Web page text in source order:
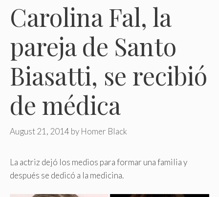
Carolina Fal, la
pareja de Santo
Biasatti, se recibió
de médica
August 21, 2014 by Homer Black
La actriz dejó los medios para formar una familia y
después se dedicó a la medicina.